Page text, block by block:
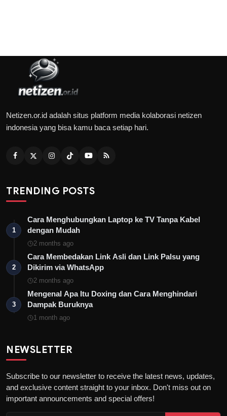
Netizen.or.id adalah situs platform media kolaborasi netizen
indonesia yang bisa kamu baca setiap hari.
TRENDING POSTS
1
Cara Menghubungkan Laptop ke TV Tanpa Kabel
dengan Mudah
2 months ago
2
Cara Membedakan Link Asli dan Link Palsu yang
Dikirim via WhatsApp
2 months ago
3
Mengenal Apa Itu Doxing dan Cara Menghindari
Dampak Buruknya
1 month ago
NEWSLETTER
Subscribe to our newsletter to receive the latest news, updates,
and exclusive content straight to your inbox. Don't miss out on
important announcements and special offers!